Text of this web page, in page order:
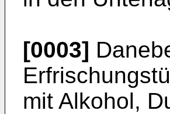
[0003]
mit Alkohol,